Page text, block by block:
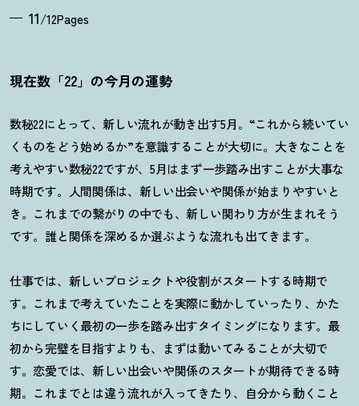
11/12Pages
現在数「22」の今月の運勢
数秘22にとって、新しい流れが動き出す5月。“これから続いてい
くものをどう始めるか”を意識することが大切に。大きなことを
考えやすい数秘22ですが、5月はまず一歩踏み出すことが大事な
時期です。人間関係は、新しい出会いや関係が始まりやすいと
き。これまでの繋がりの中でも、新しい関わり方が生まれそう
です。誰と関係を深めるか選ぶような流れも出てきます。
仕事では、新しいプロジェクトや役割がスタートする時期で
す。これまで考えていたことを実際に動かしていったり、かた
ちにしていく最初の一歩を踏み出すタイミングになります。最
初から完璧を目指すよりも、まずは動いてみることが大切で
す。恋愛では、新しい出会いや関係のスタートが期待できる時
期。これまでとは違う流れが入ってきたり、自分から動くこと